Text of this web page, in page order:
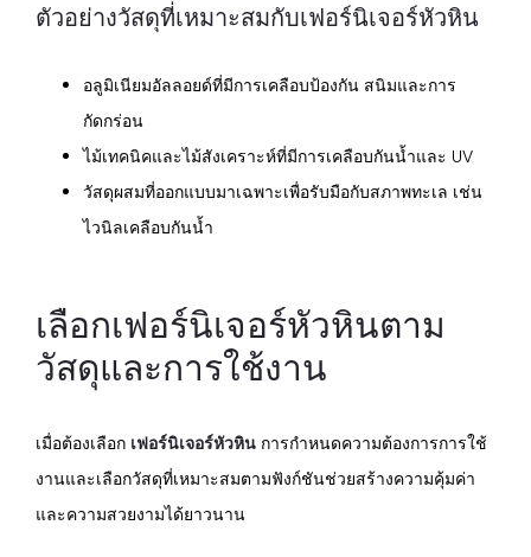
ตัวอย่างวัสดุที่เหมาะสมกับเฟอร์นิเจอร์หัวหิน
อลูมิเนียมอัลลอยด์ที่มีการเคลือบป้องกัน สนิมและการ
กัดกร่อน
ไม้เทคนิคและไม้สังเคราะห์ที่มีการเคลือบกันน้ำและ UV
วัสดุผสมที่ออกแบบมาเฉพาะเพื่อรับมือกับสภาพทะเล เช่น
ไวนิลเคลือบกันน้ำ
เลือกเฟอร์นิเจอร์หัวหินตาม
วัสดุและการใช้งาน
เมื่อต้องเลือก เฟอร์นิเจอร์หัวหิน การกำหนดความต้องการการใช้
งานและเลือกวัสดุที่เหมาะสมตามฟังก์ชันช่วยสร้างความคุ้มค่า
และความสวยงามได้ยาวนาน